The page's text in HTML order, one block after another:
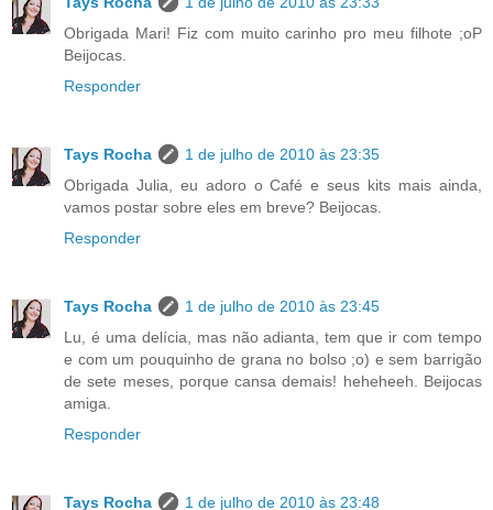
Obrigada Mari! Fiz com muito carinho pro meu filhote ;oP
Beijocas.
Responder
Tays Rocha
1 de julho de 2010 às 23:35
Obrigada Julia, eu adoro o Café e seus kits mais ainda,
vamos postar sobre eles em breve? Beijocas.
Responder
Tays Rocha
1 de julho de 2010 às 23:45
Lu, é uma delícia, mas não adianta, tem que ir com tempo
e com um pouquinho de grana no bolso ;o) e sem barrigão
de sete meses, porque cansa demais! heheheeh. Beijocas
amiga.
Responder
Tays Rocha
1 de julho de 2010 às 23:48